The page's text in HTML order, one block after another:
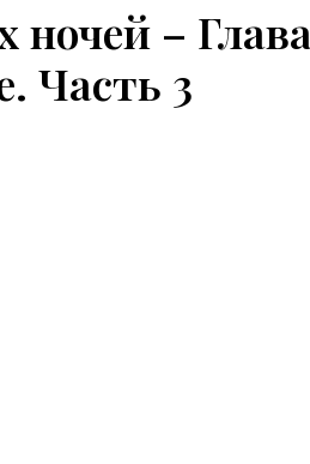
– Глава
Часть 3